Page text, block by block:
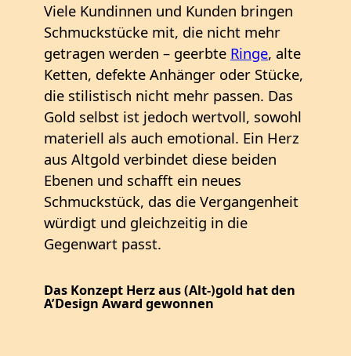
Viele Kundinnen und Kunden bringen
Schmuckstücke mit, die nicht mehr
getragen werden – geerbte Ringe, alte
Ketten, defekte Anhänger oder Stücke,
die stilistisch nicht mehr passen. Das
Gold selbst ist jedoch wertvoll, sowohl
materiell als auch emotional. Ein Herz
aus Altgold verbindet diese beiden
Ebenen und schafft ein neues
Schmuckstück, das die Vergangenheit
würdigt und gleichzeitig in die
Gegenwart passt.
Das Konzept Herz aus (Alt-)gold hat den
A’Design Award gewonnen